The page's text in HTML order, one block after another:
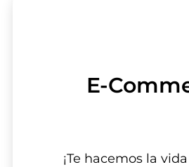
E-
¡Te hacemos la